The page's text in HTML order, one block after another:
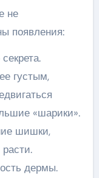
не
появления:
густым,
«шарики».
шишки,
дермы.